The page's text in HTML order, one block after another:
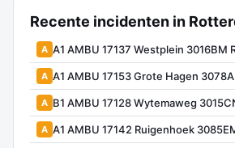
Recente incidenten in
A A1 AMBU 17137 Westplein 3016BM
A A1 AMBU 17153 Grote Hagen
A B1 AMBU 17128 Wytemaweg
A A1 AMBU 17142 Ruigenhoek